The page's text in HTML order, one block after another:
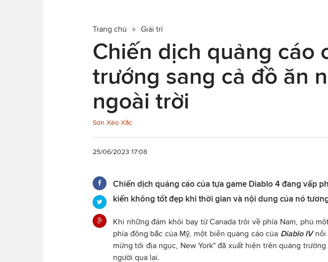
Trang chủ Giải trí
Chiến dịch quảng cáo
trướng sang cả đồ ăn
ngoài trời
Sơn Xéo Xắc
25/06/2023 17:08
Chiến dịch quảng cáo của tựa game Diablo 4 đang vấp
kiến không tốt đẹp khi thời gian và nội dung của nó
Khi những đám khói bay từ Canada trôi về phía Nam, phủ
phía đông bắc của Mỹ, một biển quảng cáo của Diablo IVnổi
mừng tới địa ngục, New York" đã xuất hiện trên quảng
người qua lại.